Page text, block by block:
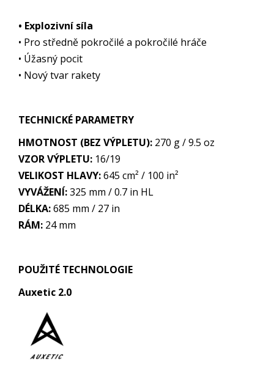
• Explozivní síla
• Pro středně pokročilé a pokročilé hráče
• Úžasný pocit
• Nový tvar rakety
TECHNICKÉ PARAMETRY
HMOTNOST (BEZ VÝPLETU): 270 g / 9.5 oz
VZOR VÝPLETU: 16/19
VELIKOST HLAVY:645 cm² / 100 in²
VYVÁŽENÍ:325 mm / 0.7 in HL
DÉLKA:685 mm / 27 in
RÁM: 24 mm
POUŽITÉ TECHNOLOGIE
Auxetic 2.0